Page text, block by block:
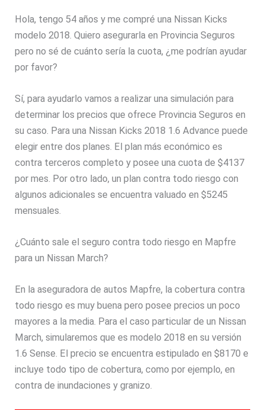
Hola, tengo 54 años y me compré una Nissan Kicks
modelo 2018. Quiero asegurarla en Provincia Seguros
pero no sé de cuánto sería la cuota, ¿me podrían ayudar
por favor?
Sí, para ayudarlo vamos a realizar una simulación para
determinar los precios que ofrece Provincia Seguros en
su caso. Para una Nissan Kicks 2018 1.6 Advance puede
elegir entre dos planes. El plan más económico es
contra terceros completo y posee una cuota de $4137
por mes. Por otro lado, un plan contra todo riesgo con
algunos adicionales se encuentra valuado en $5245
mensuales.
¿Cuánto sale el seguro contra todo riesgo en Mapfre
para un Nissan March?
En la aseguradora de autos Mapfre, la cobertura contra
todo riesgo es muy buena pero posee precios un poco
mayores a la media. Para el caso particular de un Nissan
March, simularemos que es modelo 2018 en su versión
1.6 Sense. El precio se encuentra estipulado en $8170 e
incluye todo tipo de cobertura, como por ejemplo, en
contra de inundaciones y granizo.